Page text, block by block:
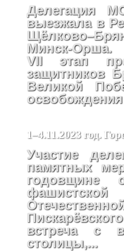
Делегация
выезжала в
Минск-Орша.
VII этап
защитников
Великой
1–4.11.2023 год.
Участие
памятных
годовщине
встреча с
столицы,...